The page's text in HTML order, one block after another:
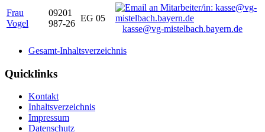
Frau
Vogel
09201
987-26
EG 05
kasse@vg-mistelbach.bayern.de
Gesamt-Inhaltsverzeichnis
Quicklinks
Kontakt
Inhaltsverzeichnis
Impressum
Datenschutz